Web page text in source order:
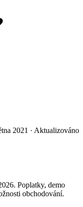
2021 · Aktualizováno
Poplatky, demo
obchodování.